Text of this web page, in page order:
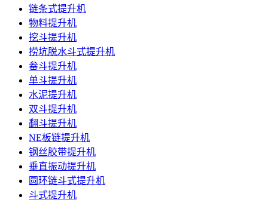
链条式提升机
物料提升机
挖斗提升机
捞坑脱水斗式提升机
畚斗提升机
单斗提升机
水泥提升机
双斗提升机
翻斗提升机
NE板链提升机
钢丝胶带提升机
垂直振动提升机
圆环链斗式提升机
斗式提升机